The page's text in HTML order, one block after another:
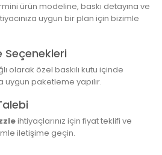
ürün modeline, baskı detayına ve
uygun bir plan için bizimle
Seçenekleri
olarak özel baskılı kutu içinde
paketleme yapılır.
ihtiyaçlarınız için fiyat teklifi ve
iletişime geçin.